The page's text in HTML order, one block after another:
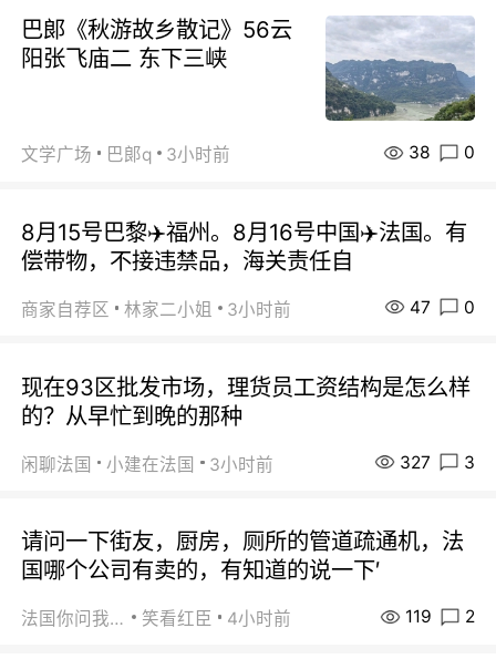
巴郞《秋游故乡散记》56云
阳张飞庙二 东下三峡
文学广场 巴郞q 3小时前 38 0
8月15号巴黎✈️福州。8月16号中国✈️法国。有
偿带物，不接违禁品，海关责任自
商家自荐区 林家二小姐 3小时前 47 0
现在93区批发市场，理货员工资结构是怎么样
的？从早忙到晚的那种
闲聊法国 小建在法国 3小时前 327 3
请问一下街友，厨房，厕所的管道疏通机，法
国哪个公司有卖的，有知道的说一下′
法国你问我答 笑看红臣 4小时前 119 2